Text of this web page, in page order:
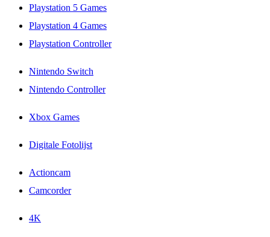
Playstation 5 Games
Playstation 4 Games
Playstation Controller
Nintendo Switch
Nintendo Controller
Xbox Games
Digitale Fotolijst
Actioncam
Camcorder
4K